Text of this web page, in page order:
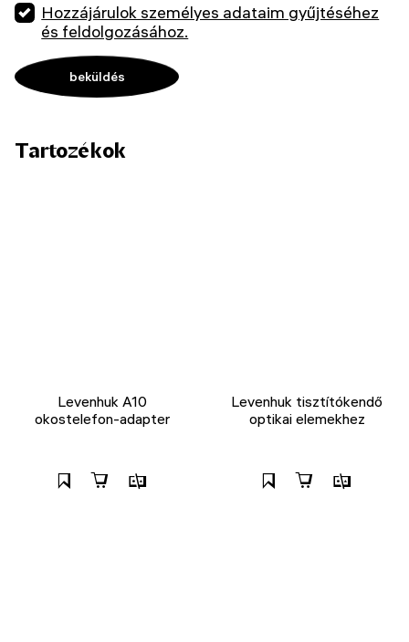
Hozzájárulok személyes adataim gyűjtéséhez
és feldolgozásához.
Tartozékok
Levenhuk A10
okostelefon-adapter
Levenhuk tisztítókendő
optikai elemekhez